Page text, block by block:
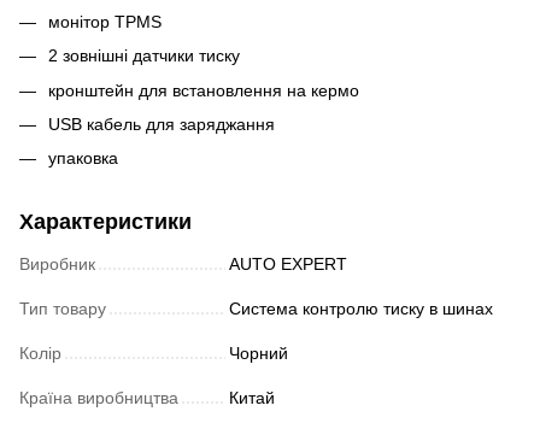
монітор TPMS
2 зовнішні датчики тиску
кронштейн для встановлення на кермо
USB кабель для заряджання
упаковка
Характеристики
Виробник AUTO EXPERT
Тип товару Система контролю тиску в шинах
Колір Чорний
Країна виробництва Китай